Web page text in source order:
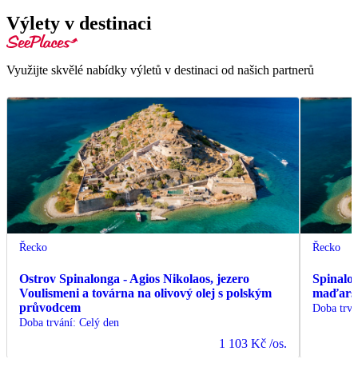
Výlety v destinaci
Využijte skvělé nabídky výletů v destinaci od našich partnerů
Řecko
Ostrov Spinalonga - Agios Nikolaos, jezero
Voulismeni a továrna na olivový olej s polským
průvodcem
Doba trvání: Celý den
1 103 Kč /os.
Řecko
Doba